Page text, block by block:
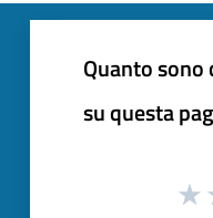
Quanto
su questa